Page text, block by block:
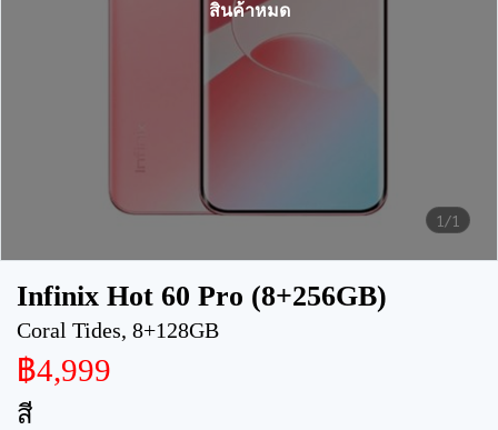
1/1
สินค้าหมด
Infinix Hot 60 Pro (8+256GB)
Coral Tides, 8+128GB
฿4,999
สี